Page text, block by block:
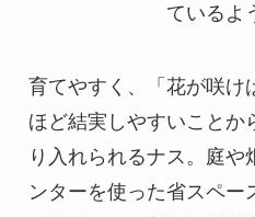
ているよ
育てやすく、「花が咲け
ほど結実しやすいことか
り入れられるナス。庭や
ンターを使った省スペー